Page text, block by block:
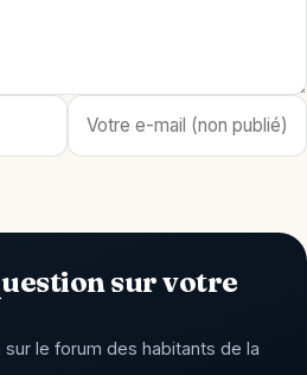
sur votre
le forum des habitants de la